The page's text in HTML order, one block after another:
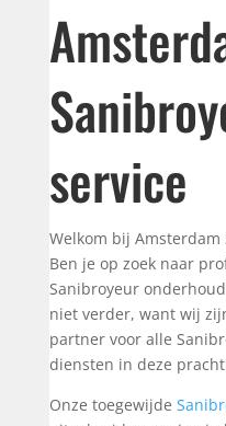
service
Welkom bij
Ben je op zoek naar
Sanibroyeur
niet verder, want wij
partner voor alle
diensten in deze
Onze toegewijde